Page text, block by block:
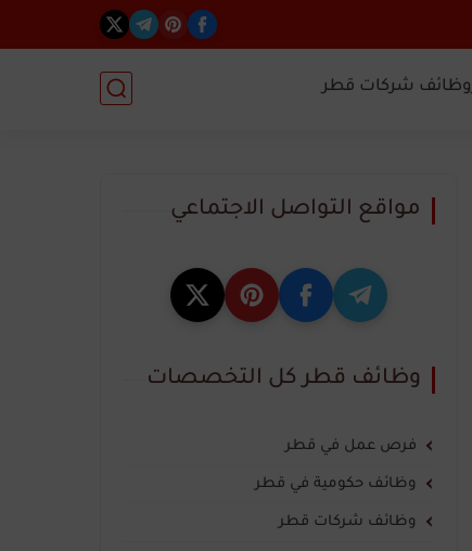
وظائف شركات قطر
مواقع التواصل الاجتماعي
وظائف قطر كل التخصصات
فرص عمل في قطر
وظائف حكومية في قطر
وظائف شركات قطر